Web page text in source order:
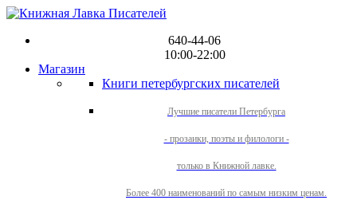
640-44-06
10:00-22:00
Магазин
Книги петербургских писателей
Лучшие писатели Петербурга
- прозаики, поэты и филологи -
только в Книжной лавке.
Более 400 наименований по самым низким ценам.